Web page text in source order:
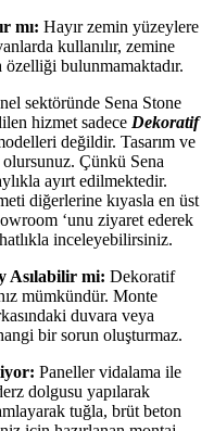
mı: Hayır zemin yüzeylere
kullanılır, zemine
bulunmamaktadır.
sektöründe Sena Stone
hizmet sadece Dekoratif
değildir. Tasarım ve
Çünkü Sena
ayırt edilmektedir.
diğerlerine kıyasla en üst
‘unu ziyaret ederek
inceleyebilirsiniz.
Asılabilir mi: Dekoratif
mümkündür. Monte
duvara veya
bir sorun oluşturmaz.
Paneller vidalama ile
dolgusu yapılarak
tuğla, brüt beton